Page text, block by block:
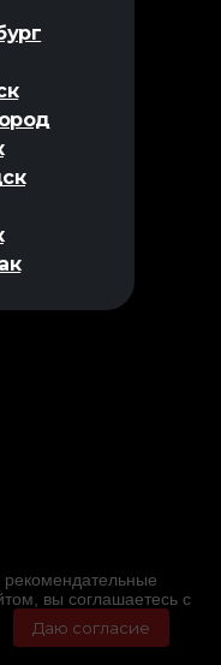
вы соглашаетесь с
Даю согласие